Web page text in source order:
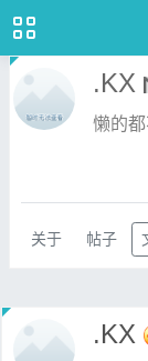
.KX
懒的
关于 帖子
.KX